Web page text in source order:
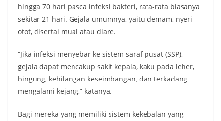
hingga 70 hari pasca infeksi bakteri, rata-rata biasanya
sekitar 21 hari. Gejala umumnya, yaitu demam, nyeri
otot, disertai mual atau diare.
“Jika infeksi menyebar ke sistem saraf pusat (SSP),
gejala dapat mencakup sakit kepala, kaku pada leher,
bingung, kehilangan keseimbangan, dan terkadang
mengalami kejang,” katanya.
Bagi mereka yang memiliki sistem kekebalan yang